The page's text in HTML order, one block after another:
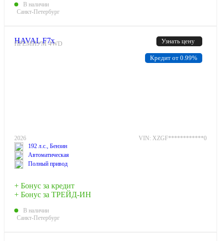
В наличии
Санкт-Петербург
Узнать цену
HAVAL F7x
ПРЕМИУМ 4WD
2026
VIN: XZGF************0
192 л.с., Бензин
Автоматическая
Полный привод
+ Бонус за кредит
+ Бонус за ТРЕЙД-ИН
В наличии
Санкт-Петербург
Кредит от 0.99%